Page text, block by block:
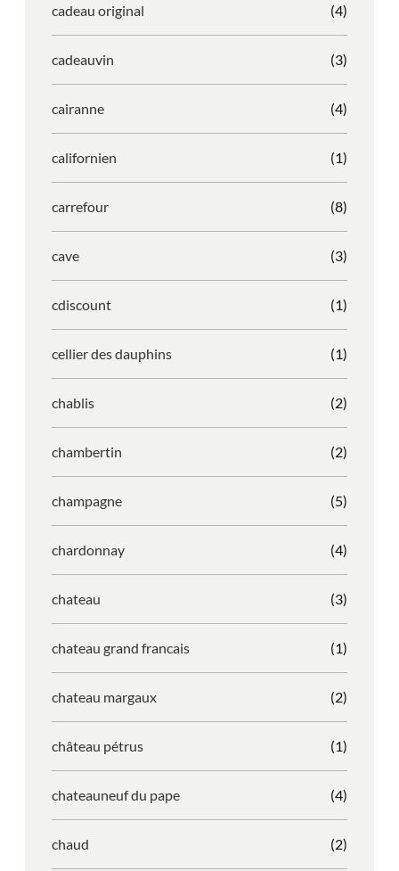
cadeau original (4)
cadeauvin (3)
cairanne (4)
californien (1)
carrefour (8)
cave (3)
cdiscount (1)
cellier des dauphins (1)
chablis (2)
chambertin (2)
champagne (5)
chardonnay (4)
chateau (3)
chateau grand francais (1)
chateau margaux (2)
château pétrus (1)
chateauneuf du pape (4)
chaud (2)